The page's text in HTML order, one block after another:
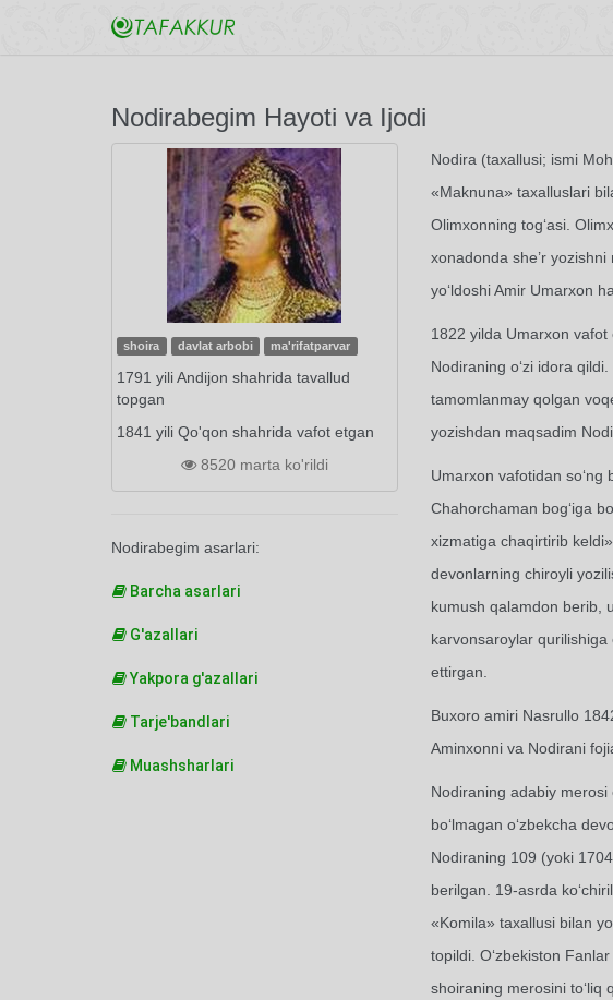
Nodirabegim Hayoti va Ijodi
shoira davlat arbobi ma'rifatparvar
1791 yili Andijon shahrida tavallud
topgan
1841 yili Qo'qon shahrida vafot etgan
8520 marta ko'rildi
Nodirabegim asarlari:
Barcha asarlari
G'azallari
Yakpora g'azallari
Tarje'bandlari
Muashsharlari
Nodira (taxallusi; ismi
«Maknuna» taxalluslari
Olimxonning tog‘asi.
xonadonda she’r
yo‘ldoshi Amir Umarxon
1822 yilda Umarxon vafot
Nodiraning o‘zi idora
tamomlanmay qolgan
yozishdan maqsadim
Umarxon vafotidan
Chahorchaman bog‘iga
xizmatiga chaqirtirib
devonlarning chiroyli
kumush qalamdon berib,
karvonsaroylar qurilishiga
ettirgan.
Buxoro amiri Nasrullo
Aminxonni va Nodirani
Nodiraning adabiy merosi
bo‘lmagan o‘zbekcha
Nodiraning 109 (yoki
berilgan. 19-asrda
«Komila» taxallusi bilan
topildi. O‘zbekiston
shoiraning merosini